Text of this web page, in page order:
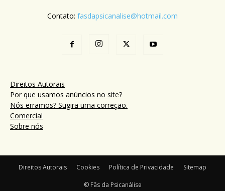
Contato: fasdapsicanalise@hotmail.com
Direitos Autorais
Por que usamos anúncios no site?
Nós erramos? Sugira uma correção.
Comercial
Sobre nós
Direitos Autorais Cookies Política de Privacidade Sitemap
© Fãs da Psicanálise